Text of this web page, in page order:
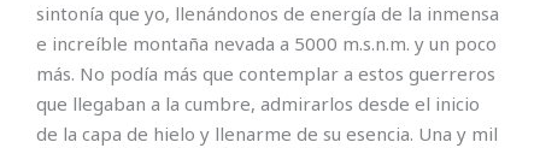
sintonía que yo, llenándonos de energía de la inmensa
e increíble montaña nevada a 5000 m.s.n.m. y un poco
más. No podía más que contemplar a estos guerreros
que llegaban a la cumbre, admirarlos desde el inicio
de la capa de hielo y llenarme de su esencia. Una y mil